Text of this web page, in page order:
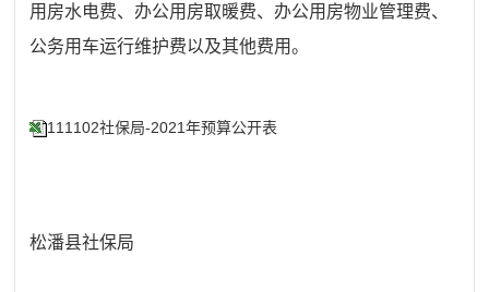
用房水电费、办公用房取暖费、办公用房物业管理费、
公务用车运行维护费以及其他费用。
111102社保局-2021年预算公开表
松潘县社保局